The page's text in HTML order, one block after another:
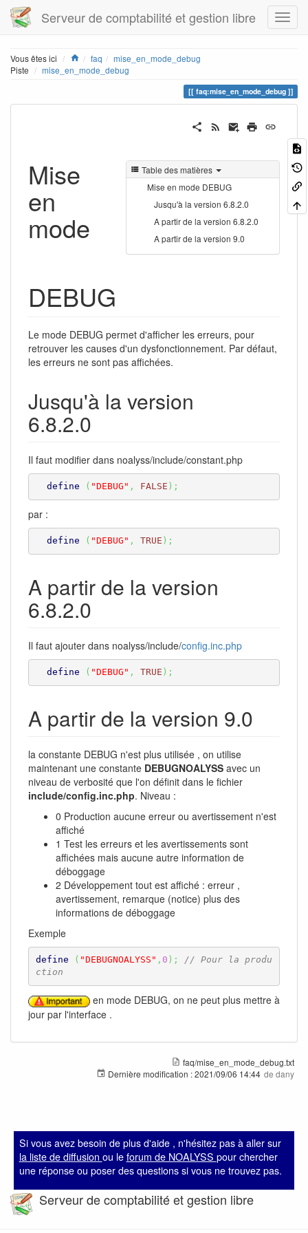
Serveur de comptabilité et gestion libre
Vous êtes ici Home
faq
mise_en_mode_debug
Piste
mise_en_mode_debug
faq:mise_en_mode_debug
Table des matières
Mise en mode DEBUG
Jusqu'à la version 6.8.2.0
A partir de la version 6.8.2.0
A partir de la version 9.0
Mise
en
mode
DEBUG
Le mode DEBUG permet d'afficher les erreurs, pour
retrouver les causes d'un dysfonctionnement. Par défaut,
les erreurs ne sont pas affichées.
Jusqu'à la version
6.8.2.0
Il faut modifier dans noalyss/include/constant.php
define ( "DEBUG" , FALSE ) ;
par :
define ( "DEBUG" , TRUE ) ;
A partir de la version
6.8.2.0
Il faut ajouter dans noalyss/include/config.inc.php
define ( "DEBUG" , TRUE ) ;
A partir de la version 9.0
la constante DEBUG n'est plus utilisée , on utilise
maintenant une constante DEBUGNOALYSS avec un
niveau de verbosité que l'on définit dans le fichier
include/config.inc.php. Niveau :
0 Production aucune erreur ou avertissement n'est
affiché
1 Test les erreurs et les avertissements sont
affichées mais aucune autre information de
déboggage
2 Développement tout est affiché : erreur ,
avertissement, remarque (notice) plus des
informations de déboggage
Exemple
define ( "DEBUGNOALYSS" , 0 ) ;
// Pour la produ
ction
en mode DEBUG, on ne peut plus mettre à
jour par l'interface .
faq/mise_en_mode_debug.txt
Dernière modification :2021/09/06 14:44 de dany
Si vous avez besoin de plus d'aide , n'hésitez pas à aller sur
la liste de diffusion ou le forum de NOALYSS pour chercher
une réponse ou poser des questions si vous ne trouvez pas.
Serveur de comptabilité et gestion libre